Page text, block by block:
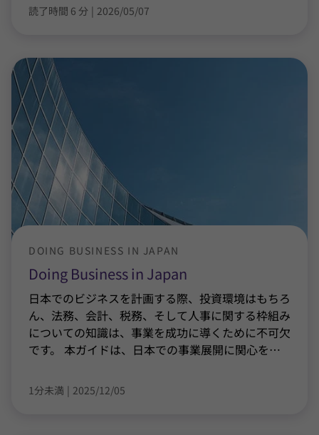
読了時間 6 分 | 2026/05/07
Doing Business in Japan
DOING BUSINESS IN JAPAN
日本でのビジネスを計画する際、投資環境はもちろ
ん、法務、会計、税務、そして人事に関する枠組み
についての知識は、事業を成功に導くために不可欠
です。 本ガイドは、日本での事業展開に関心を…
1分未満 | 2025/12/05